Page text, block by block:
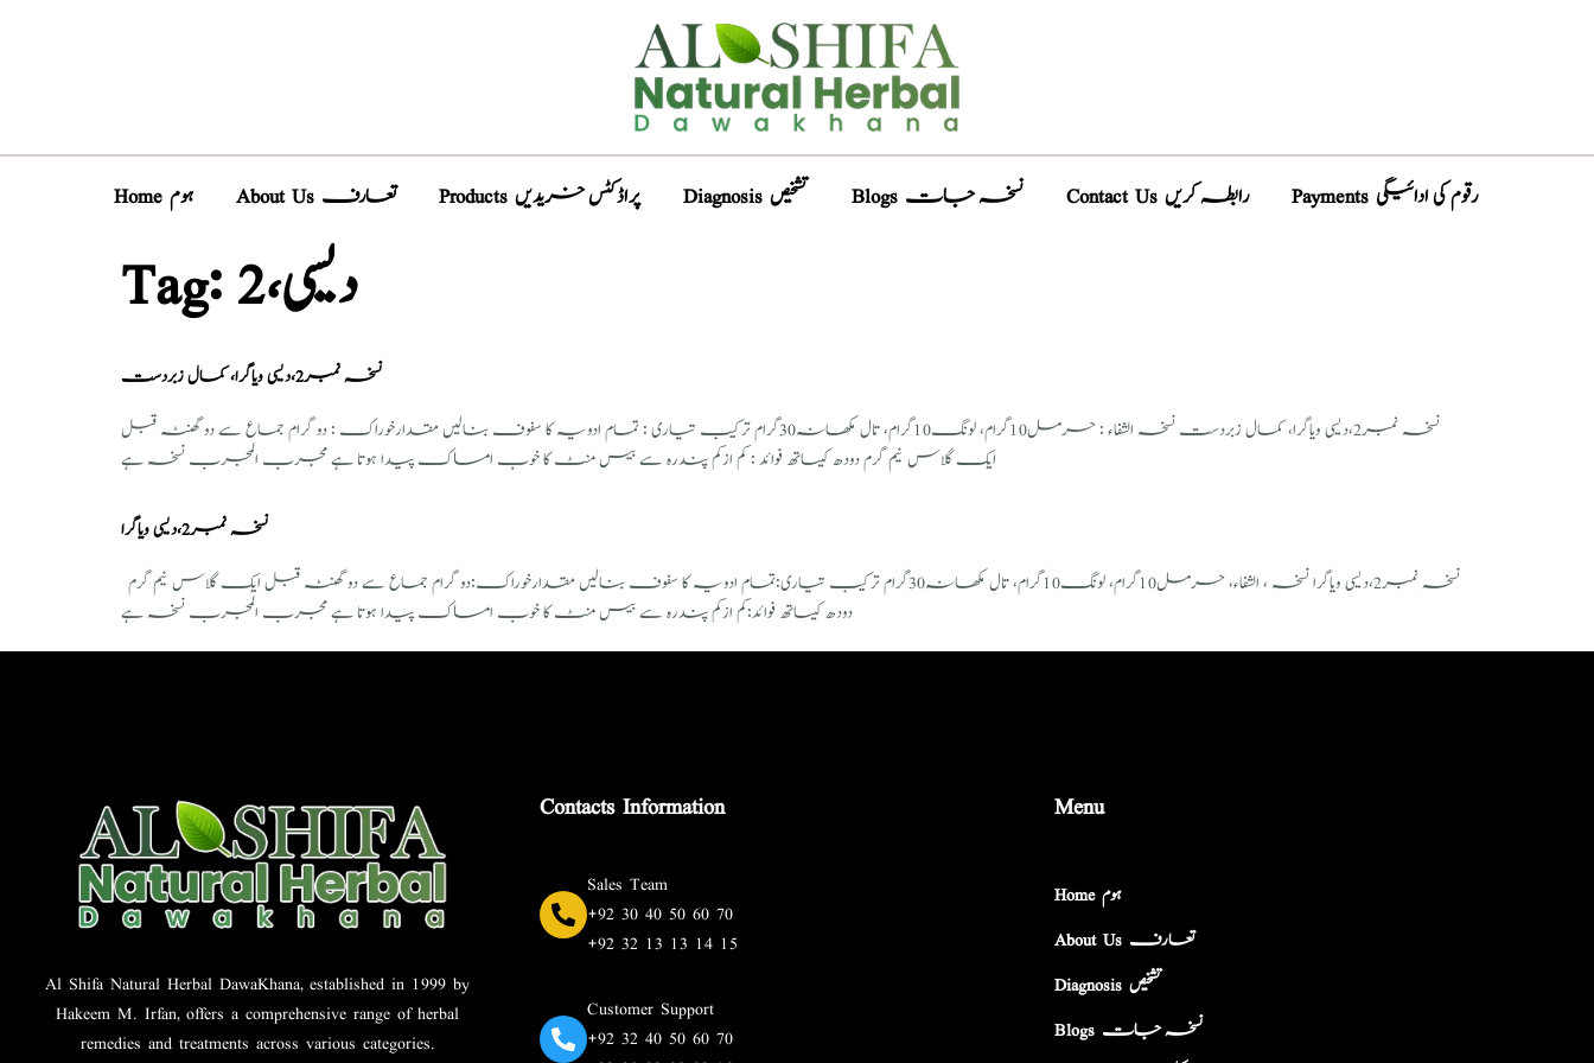
Home ہوم About Us تعارف Products پراڈکٹس خریدیں Diagnosis تشخیص Blogs نسخہ جات Contact Us رابطہ کریں Payments رقوم کی ادائیگی
Tag: 2،دیسی
نسخہ نمبر2،دیسی ویاگرا، کمال زبردست
نسخہ نمبر2،دیسی ویاگرا، کمال زبردست نسخہ الشفاء : حرمل10گرام، لونگ10گرام، تال مکھانہ30گرام ترکیب تیاری : تمام ادویہ کا سفوف بنالیں مقدارخوراک : دو گرام جماع سے دو گھنٹہ قبل
ایک گلاس نیم گرم دودھ کیساتھ فوائد : کم ازکم پندرہ سے بیس منٹ کا خوب امساک پیدا ہوتا ہے مجرب المجرب نسخہ ہے
نسخہ نمبر2،دیسی ویاگرا
دودھ کیساتھ فوائد:کم ازکم پندرہ سے بیس منٹ کا خوب امساک پیدا ہوتا ہے مجرب المجرب نسخہ ہے
Al Shifa Natural Herbal DawaKhana, established in 1999 by
Hakeem M. Irfan, offers a comprehensive range of herbal
remedies and treatments across various categories.
Contacts Information
Sales Team
+92 30 40 50 60 70
+92 32 13 13 14 15
Customer Support
+92 32 40 50 60 70
Menu
Home ہوم
About Us تعارف
Diagnosis تشخیص
Blogs نسخہ جات